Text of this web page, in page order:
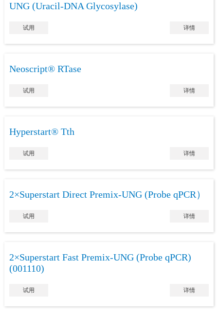
UNG (Uracil-DNA Glycosylase)
试用 详情
Neoscript® RTase
试用 详情
Hyperstart® Tth
试用 详情
2×Superstart Direct Premix-UNG (Probe qPCR）
试用 详情
2×Superstart Fast Premix-UNG (Probe qPCR)
(001110)
试用 详情